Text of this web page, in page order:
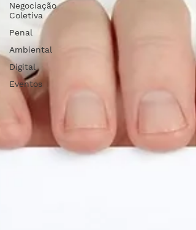
Negociação
Coletiva
Penal
Ambiental
Digital
Eventos